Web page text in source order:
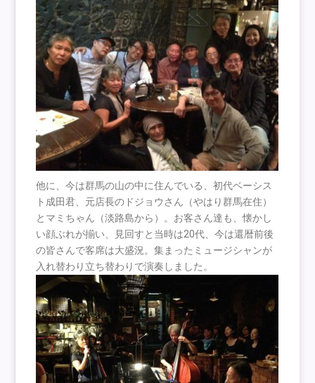
他に、今は群馬の山の中に住んでいる、初代ベーシス
ト成田君、元店長のドジョウさん（やはり群馬在住）
とマミちゃん（淡路島から）。お客さん達も、懐かし
い顔ぶれが揃い、見回すと当時は20代、今は還暦前後
の皆さんで客席は大盛況。集まったミュージシャンが
入れ替わり立ち替わりで演奏しました。